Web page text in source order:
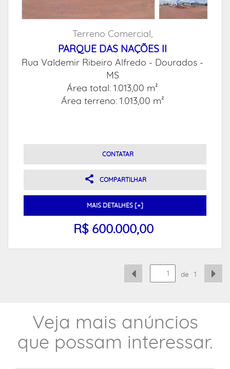
Terreno Comercial,
PARQUE DAS NAÇÕES II
Rua Valdemir Ribeiro Alfredo - Dourados -
MS
Área total: 1.013,00 m²
Área terreno: 1.013,00 m²
CONTATAR
COMPARTILHAR
MAIS DETALHES [+]
R$ 600.000,00
de 1
Veja mais anúncios
que possam interessar.